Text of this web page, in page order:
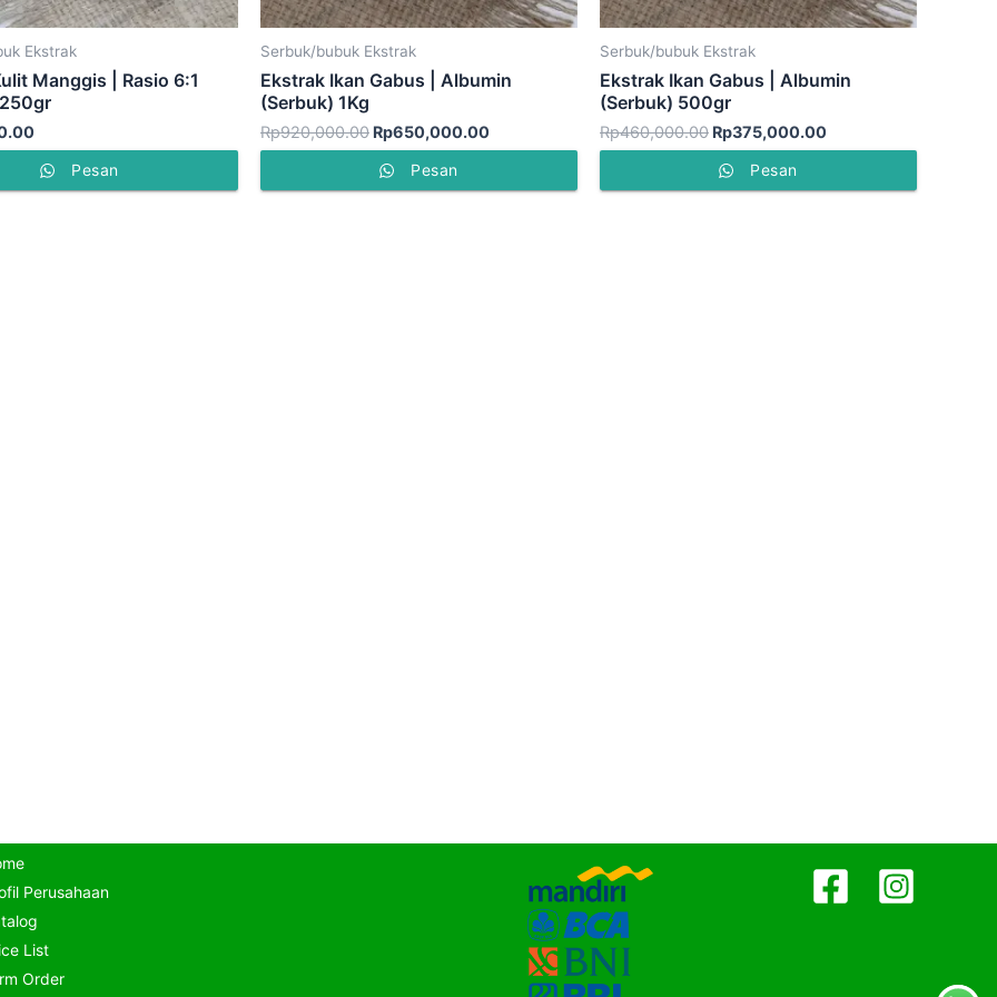
Ekstrak
Manggis | Rasio 6:1
Pesan
Serbuk/bubuk Ekstrak
Ekstrak Ikan Gabus | Albumin
(Serbuk) 1Kg
Rp920,000.00 Rp650,000.00
Pesan
Serbuk/bubuk Ekstrak
Ekstrak Ikan Gabus | Albumin
(Serbuk) 500gr
Rp460,000.00 Rp375,000.00
Pesan
Perusahaan
List
Order